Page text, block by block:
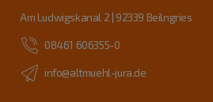
Am Ludwigskanal 2 | 92339 Beilngries
08461 606355-0
info@altmuehl-jura.de